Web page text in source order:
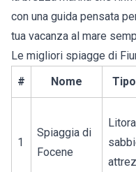
con una guida pensata
tua vacanza al mare
Le migliori spiagge di
#
Nome
1
Spiaggia di
Focene